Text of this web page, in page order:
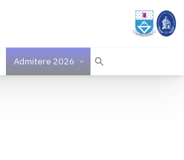
Admitere 2026